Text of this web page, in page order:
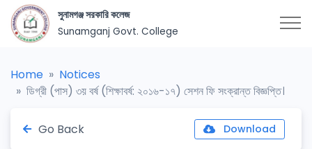
সুনামগঞ্জ সরকারি কলেজ
Sunamganj Govt. College
Home
Notices
ডিগ্রী (পাস) ৩য় বর্ষ (শিক্ষাবর্ষ: ২০১৬-১৭) সেশন ফি সংক্রান্ত বিজ্ঞপ্তি।
Go Back Download